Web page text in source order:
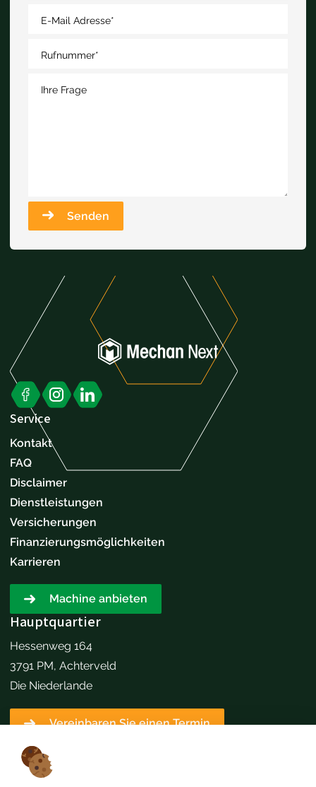
E-Mail Adresse*
Rufnummer*
Ihre Frage
Senden
Service
Kontakt
FAQ
Disclaimer
Dienstleistungen
Versicherungen
Finanzierungsmöglichkeiten
Karrieren
Machine anbieten
Hauptquartier
Hessenweg 164
3791 PM, Achterveld
Die Niederlande
Vereinbaren Sie einen Termin
Kontaktangaben
+31651173646